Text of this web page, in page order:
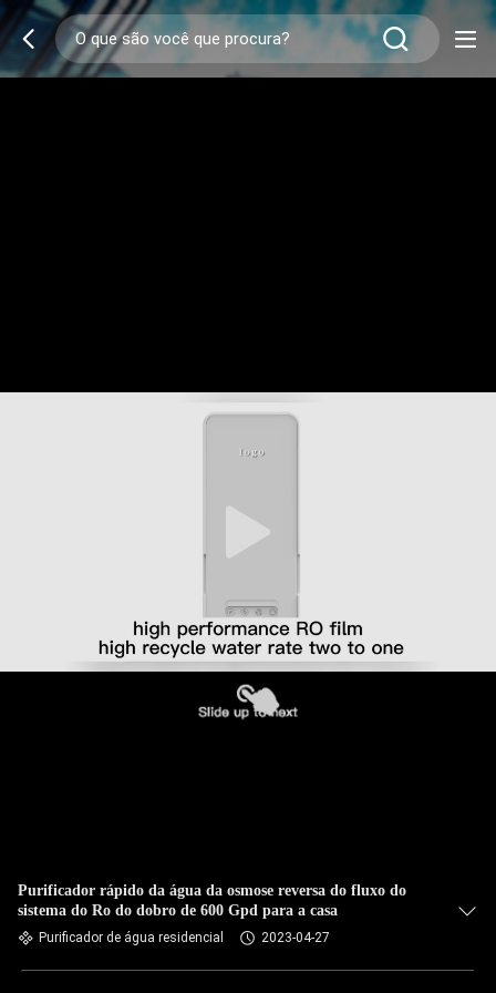
Purificador rápido da água da osmose reversa do fluxo do
sistema do Ro do dobro de 600 Gpd para a casa
Purificador de água residencial 2023-04-27